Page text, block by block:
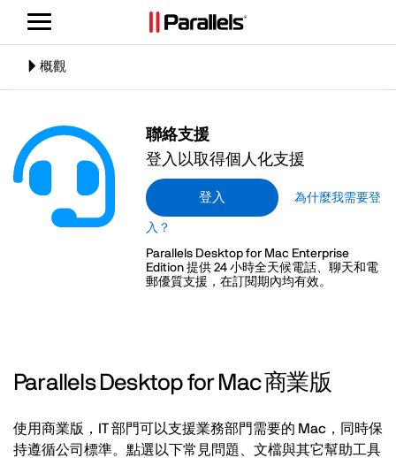
切
導
切 概觀
聯絡支援
登入以取得個人化支援
登入 為什麼我需要登
入？
Parallels Desktop for Mac Enterprise
Edition 提供 24 小時全天候電話、聊天和電
郵優質支援，在訂閱期內均有效。
Parallels Desktop for Mac 商業版
使用商業版，IT 部門可以支援業務部門需要的 Mac，同時保
持遵循公司標準。點選以下常見問題、文檔與其它幫助工具